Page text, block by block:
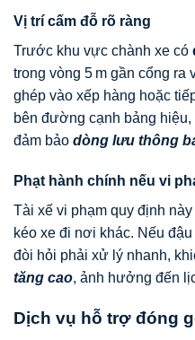
Vị trí cấm đỗ rõ ràng
Trước khu vực chành xe có
trong vòng 5 m gần cổng
ghép vào xếp hàng hoặc
bên đường cạnh bảng
đảm bảo dòng lưu thông
Phạt hành chính nếu vi
Tài xế vi phạm quy định
kéo xe đi nơi khác. Nếu
đòi hỏi phải xử lý nhanh,
tăng cao, ảnh hưởng đến
Dịch vụ hỗ trợ đóng